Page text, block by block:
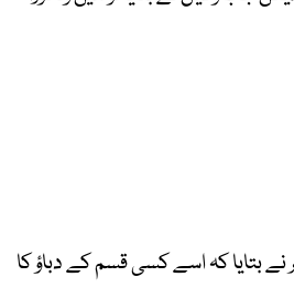
نے بتایا کہ اسے کسی قسم کے دباؤ کا